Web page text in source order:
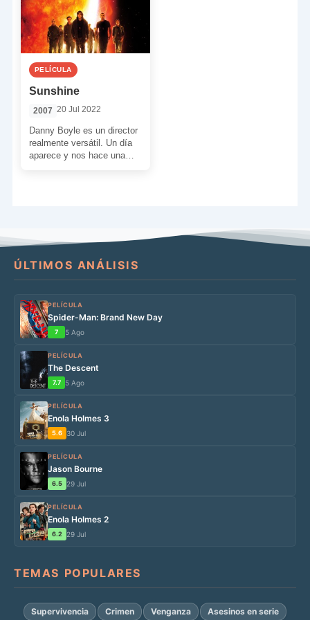
PELÍCULA
Sunshine
2007 20 Jul 2022
Danny Boyle es un director
realmente versátil. Un día
aparece y nos hace una
ÚLTIMOS ANÁLISIS
PELÍCULA
Spider-Man: Brand New Day
7 5 Ago
PELÍCULA
The Descent
7.7 5 Ago
PELÍCULA
Enola Holmes 3
5.6 30 Jul
PELÍCULA
Jason Bourne
6.5 29 Jul
PELÍCULA
Enola Holmes 2
6.2 29 Jul
TEMAS POPULARES
Supervivencia Crimen Venganza Asesinos en serie